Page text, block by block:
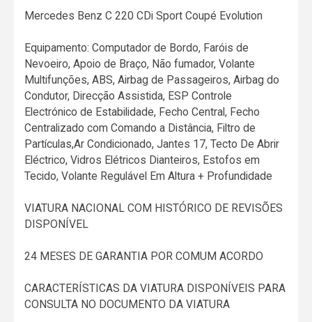
Mercedes Benz C 220 CDi Sport Coupé Evolution
Equipamento: Computador de Bordo, Faróis de
Nevoeiro, Apoio de Braço, Não fumador, Volante
Multifunções, ABS, Airbag de Passageiros, Airbag do
Condutor, Direcção Assistida, ESP Controle
Electrónico de Estabilidade, Fecho Central, Fecho
Centralizado com Comando a Distância, Filtro de
Partículas,Ar Condicionado, Jantes 17, Tecto De Abrir
Eléctrico, Vidros Elétricos Dianteiros, Estofos em
Tecido, Volante Regulável Em Altura + Profundidade
VIATURA NACIONAL COM HISTÓRICO DE REVISÕES
DISPONÍVEL
24 MESES DE GARANTIA POR COMUM ACORDO
CARACTERÍSTICAS DA VIATURA DISPONÍVEIS PARA
CONSULTA NO DOCUMENTO DA VIATURA